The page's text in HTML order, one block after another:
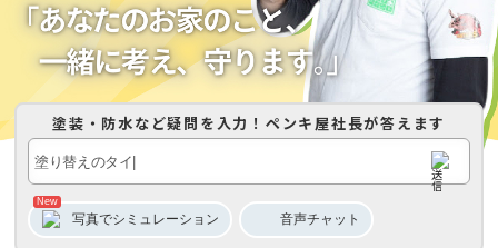
塗装・防水など疑問を入力！ ペンキ屋社長が答えます
写真でシミュレーション 音声チャット